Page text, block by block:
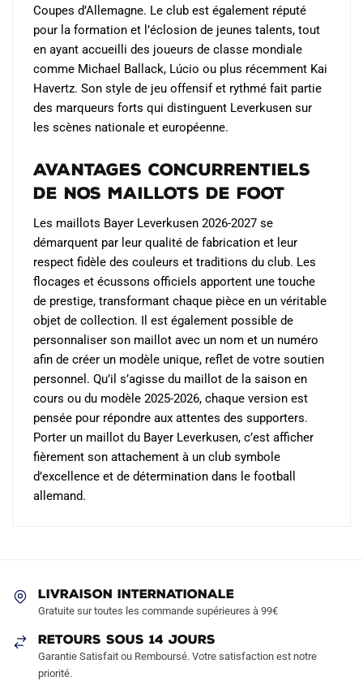
Coupes d’Allemagne. Le club est également réputé
pour la formation et l’éclosion de jeunes talents, tout
en ayant accueilli des joueurs de classe mondiale
comme Michael Ballack, Lúcio ou plus récemment Kai
Havertz. Son style de jeu offensif et rythmé fait partie
des marqueurs forts qui distinguent Leverkusen sur
les scènes nationale et européenne.
Avantages Concurrentiels
de Nos Maillots de Foot
Les maillots Bayer Leverkusen 2026-2027 se
démarquent par leur qualité de fabrication et leur
respect fidèle des couleurs et traditions du club. Les
flocages et écussons officiels apportent une touche
de prestige, transformant chaque pièce en un véritable
objet de collection. Il est également possible de
personnaliser son maillot avec un nom et un numéro
afin de créer un modèle unique, reflet de votre soutien
personnel. Qu’il s’agisse du maillot de la saison en
cours ou du modèle 2025-2026, chaque version est
pensée pour répondre aux attentes des supporters.
Porter un maillot du Bayer Leverkusen, c’est afficher
fièrement son attachement à un club symbole
d’excellence et de détermination dans le football
allemand.
LIVRAISON INTERNATIONALE
Gratuite sur toutes les commande supérieures à 99€
RETOURS SOUS 14 JOURS
Garantie Satisfait ou Remboursé. Votre satisfaction est notre
priorité.